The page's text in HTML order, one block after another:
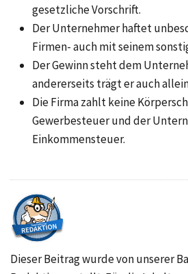
gesetzliche Vorschrift.
Der Unternehmer haftet
Firmen- auch mit seinem
Der Gewinn steht dem
andererseits trägt er auch
Die Firma zahlt keine
Gewerbesteuer und der
Einkommensteuer.
Dieser Beitrag wurde von unserer